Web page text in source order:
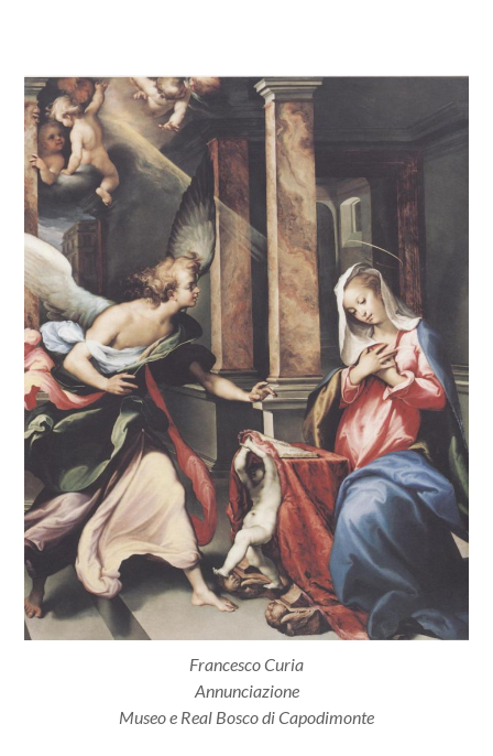
Francesco Curia
Annunciazione
Museo e Real Bosco di Capodimonte